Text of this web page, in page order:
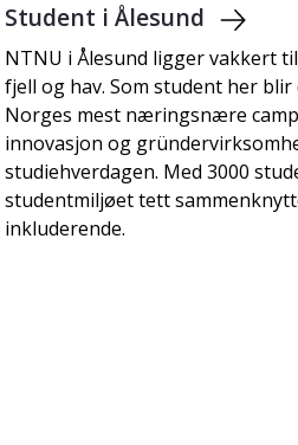
Student i Ålesund
NTNU i Ålesund ligger vakkert
fjell og hav. Som student her blir
Norges mest næringsnære
innovasjon og
studiehverdagen. Med 3000
studentmiljøet tett
inkluderende.